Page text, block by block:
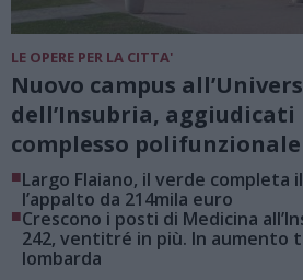
LE OPERE PER LA CITTA'
Nuovo campus
dell’Insubria,
complesso
■Largo Flaiano, il verde completa
l’appalto da 214mila euro
■Crescono i posti di Medicina
242, ventitré in più. In aumento
lombarda